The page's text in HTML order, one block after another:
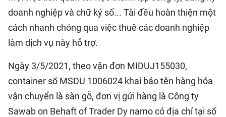
doanh nghiệp và chữ ký số... Tài đều hoàn thiện một
cách nhanh chóng qua việc thuê các doanh nghiệp
làm dịch vụ này hỗ trợ.
Ngày 3/5/2021, theo vận đơn MIDUJ155030,
container số MSDU 1006024 khai báo tên hàng hóa
vận chuyển là sàn gỗ, đơn vị gửi hàng là Công ty
Sawab on Behaft of Trader Dy namo có địa chỉ tại số